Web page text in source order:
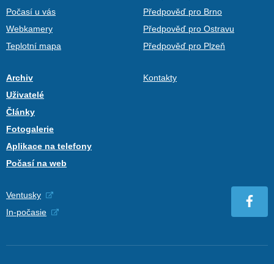
Počasí u vás
Webkamery
Teplotní mapa
Předpověď pro Brno
Předpověď pro Ostravu
Předpověď pro Plzeň
Archiv
Uživatelé
Články
Fotogalerie
Aplikace na telefony
Počasí na web
Kontakty
Ventusky
In-počasie